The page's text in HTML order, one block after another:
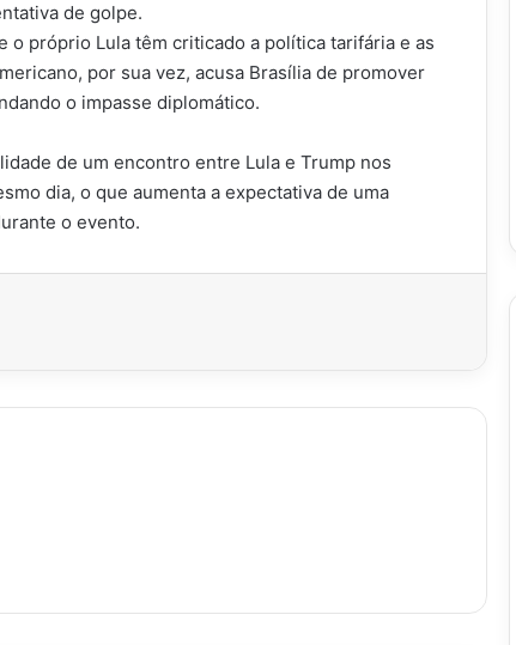
de golpe.
próprio Lula têm criticado a política tarifária e as
por sua vez, acusa Brasília de promover
o impasse diplomático.
de um encontro entre Lula e Trump nos
dia, o que aumenta a expectativa de uma
o evento.